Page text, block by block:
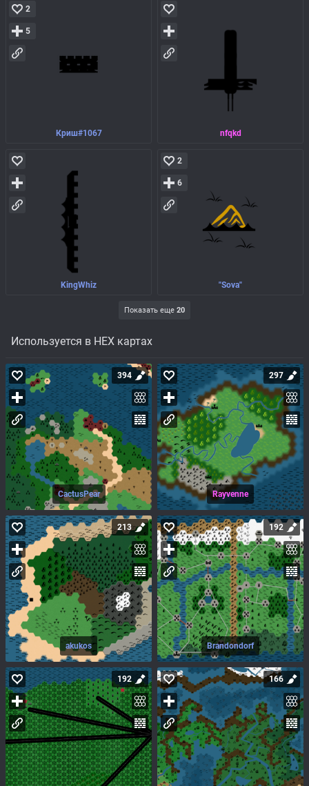
Криш#1067
2
5
nfqkd
KingWhiz "Sova"
2
6
Показать еще 20
Используется в HEX картах
CactusPear
394
Rayvenne
297
akukos
213
Brandondorf
192
192 166